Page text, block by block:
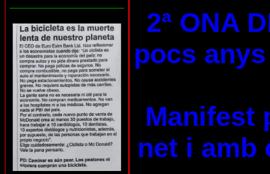
2ª ONA
pocs
Manifest
net i amb